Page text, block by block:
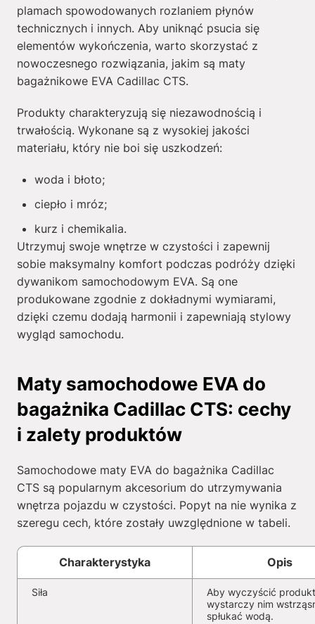
plamach spowodowanych rozlaniem płynów
technicznych i innych. Aby uniknąć psucia się
elementów wykończenia, warto skorzystać z
nowoczesnego rozwiązania, jakim są maty
bagażnikowe EVA Cadillac CTS.
Produkty charakteryzują się niezawodnością i
trwałością. Wykonane są z wysokiej jakości
materiału, który nie boi się uszkodzeń:
woda i błoto;
ciepło i mróz;
kurz i chemikalia.
Utrzymuj swoje wnętrze w czystości i zapewnij
sobie maksymalny komfort podczas podróży dzięki
dywanikom samochodowym EVA. Są one
produkowane zgodnie z dokładnymi wymiarami,
dzięki czemu dodają harmonii i zapewniają stylowy
wygląd samochodu.
Maty samochodowe EVA do
bagażnika Cadillac CTS: cechy
i zalety produktów
Samochodowe maty EVA do bagażnika Cadillac
CTS są popularnym akcesorium do utrzymywania
wnętrza pojazdu w czystości. Popyt na nie wynika z
szeregu cech, które zostały uwzględnione w tabeli.
Charakterystyka Opis
Siła
Aby wyczyścić
wystarczy nim
spłukać wodą.